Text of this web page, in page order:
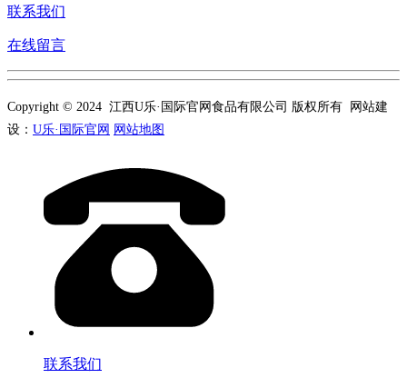
联系我们
在线留言
Copyright © 2024 江西U乐·国际官网食品有限公司 版权所有 网站建
设： U乐·国际官网 网站地图
联系我们